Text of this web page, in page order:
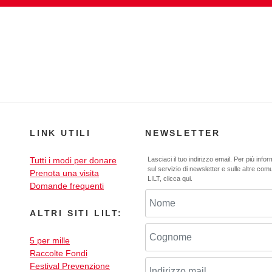
LINK UTILI
Tutti i modi per donare
Prenota una visita
Domande frequenti
ALTRI SITI LILT:
5 per mille
Raccolte Fondi
Festival Prevenzione
NEWSLETTER
Lasciaci il tuo indirizzo email. Per più
sul servizio di newsletter e sulle altre
LILT, clicca qui